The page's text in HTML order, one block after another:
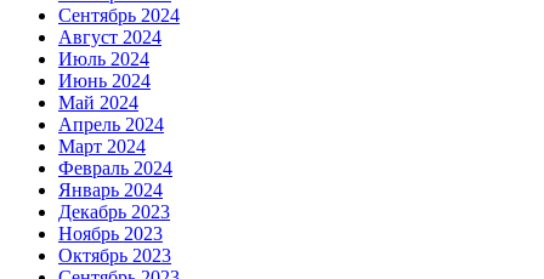
Сентябрь 2024
Август 2024
Июль 2024
Июнь 2024
Май 2024
Апрель 2024
Март 2024
Февраль 2024
Январь 2024
Декабрь 2023
Ноябрь 2023
Октябрь 2023